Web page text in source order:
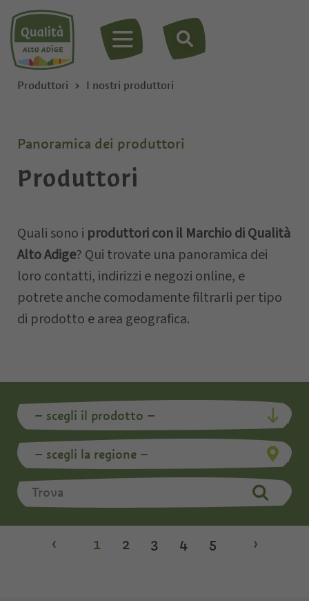
MENU
Produttori I nostri produttori
Panoramica dei produttori
Produttori
Quali sono i produttori con il Marchio di Qualità
Alto Adige? Qui trovate una panoramica dei
loro contatti, indirizzi e negozi online, e
potrete anche comodamente filtrarli per tipo
di prodotto e area geografica.
‹ 1 2 3 4 5 ›